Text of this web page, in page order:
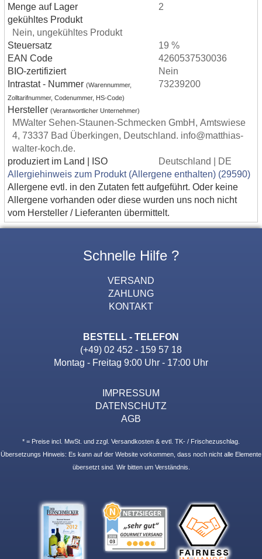
Menge auf Lager
2
gekühltes Produkt
Nein, ungekühltes Produkt
Steuersatz
19 %
EAN Code
4260537530036
BIO-zertifiziert
Nein
Intrastat - Nummer (Warennummer,
Zolltarifnummer, Codenummer, HS-Code)
73239200
Hersteller (Verantwortlicher Unternehmer)
MWalter Sehen-Staunen-Schmecken GmbH, Amtswiese
4, 73337 Bad Überkingen, Deutschland. info@matthias-
walter-koch.de.
produziert im Land | ISO
Deutschland | DE
Allergiehinweis zum Produkt (Allergene enthalten) (29590)
Allergene evtl. in den Zutaten fett aufgeführt. Oder keine
Allergene vorhanden oder diese wurden uns noch nicht
vom Hersteller / Lieferanten übermittelt.
Schnelle Hilfe ?
VERSAND
ZAHLUNG
KONTAKT
BESTELL - TELEFON
(+49) 02 452 - 159 57 18
Montag - Freitag 9:00 Uhr - 17:00 Uhr
IMPRESSUM
DATENSCHUTZ
AGB
* = Preise incl. MwSt. und zzgl. Versandkosten & evtl. TK- / Frischezuschlag.
Übersetzungs Hinweis: Es kann auf der Website vorkommen, dass noch nicht alle Elemente
übersetzt sind. Wir bitten um Verständnis.